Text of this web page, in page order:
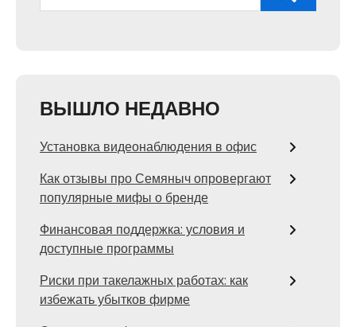
ВЫШЛО НЕДАВНО
Установка видеонаблюдения в офис
Как отзывы про Семяныч опровергают
популярные мифы о бренде
Финансовая поддержка: условия и
доступные программы
Риски при такелажных работах: как
избежать убытков фирме